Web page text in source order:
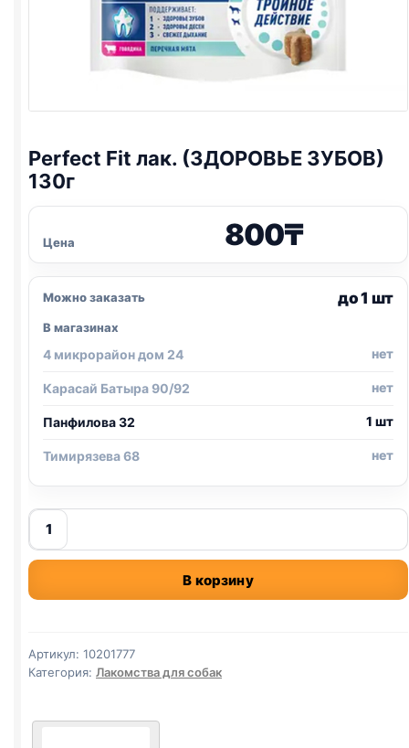
Perfect Fit лак. (ЗДОРОВЬЕ ЗУБОВ)
130г
Цена 800₸
Можно заказать до 1 шт
В магазинах
4 микрорайон дом 24 нет
Карасай Батыра 90/92 нет
Панфилова 32 1 шт
Тимирязева 68 нет
Количество
товара
Perfect
лак.
ЗУБОВ)
130г
В корзину
Артикул: 10201777
Категория: Лакомства для собак